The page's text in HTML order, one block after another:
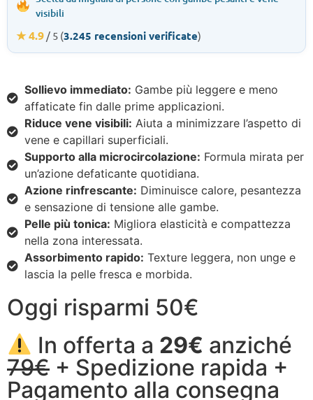
visibili
★ 4.9 / 5 (3.245 recensioni verificate)
Sollievo immediato: Gambe più leggere e meno
affaticate fin dalle prime applicazioni.
Riduce vene visibili: Aiuta a minimizzare l’aspetto di
vene e capillari superficiali.
Supporto alla microcircolazione: Formula mirata per
un’azione defaticante quotidiana.
Azione rinfrescante: Diminuisce calore, pesantezza
e sensazione di tensione alle gambe.
Pelle più tonica: Migliora elasticità e compattezza
nella zona interessata.
Assorbimento rapido: Texture leggera, non unge e
lascia la pelle fresca e morbida.
Oggi risparmi 50€
In offerta a 29€ anziché
79€ + Spedizione rapida +
Pagamento alla consegna